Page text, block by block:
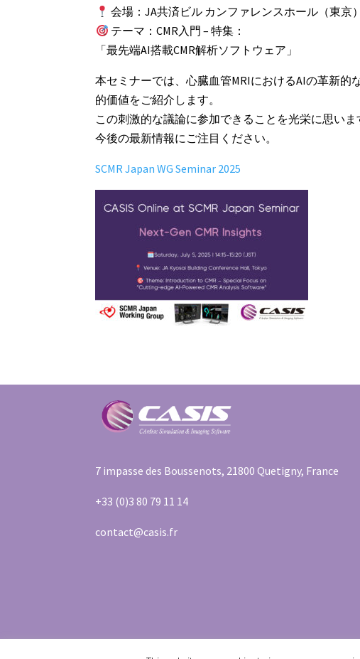
会場：JA共済ビル カンファレンスホール（東京）
テーマ：CMR入門 – 特集：
「最先端AI搭載CMR解析ソフトウェア」
本セミナーでは、心臓血管MRIにおけるAIの革新
的価値をご紹介します。
この刺激的な議論に参加できることを光栄に思いま
今後の最新情報にご注目ください。
SCMR Japan WG Seminar 2025
7 impasse des Boussenots, 21800 Quetigny, France
+33 (0)3 80 79 11 14
contact@casis.fr